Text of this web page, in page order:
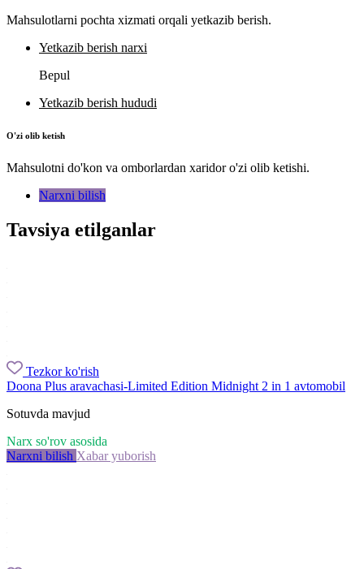
Mahsulotlarni pochta xizmati orqali yetkazib berish.
Yetkazib berish narxi
Bepul
Yetkazib berish hududi
O'zi olib ketish
Mahsulotni do'kon va omborlardan xaridor o'zi olib ketishi.
Narxni bilish
Tavsiya etilganlar
Tezkor ko'rish
Doona Plus aravachasi-Limited Edition Midnight 2 in 1 avtomobil
Sotuvda mavjud
Narx so'rov asosida
Narxni bilish Xabar yuborish